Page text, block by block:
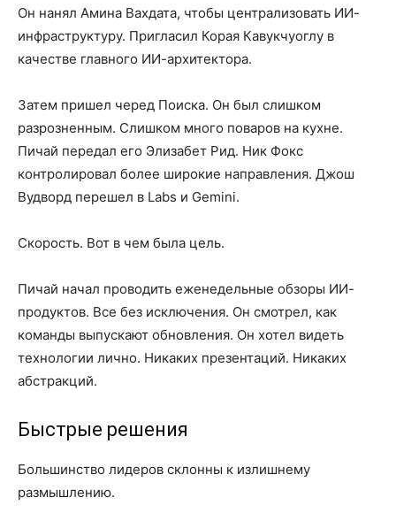
Он нанял Амина Вахдата, чтобы централизовать ИИ-
инфраструктуру. Пригласил Корая Кавукчуоглу в
качестве главного ИИ-архитектора.
Затем пришел черед Поиска. Он был слишком
разрозненным. Слишком много поваров на кухне.
Пичай передал его Элизабет Рид. Ник Фокс
контролировал более широкие направления. Джош
Вудворд перешел в Labs и Gemini.
Скорость. Вот в чем была цель.
Пичай начал проводить еженедельные обзоры ИИ-
продуктов. Все без исключения. Он смотрел, как
команды выпускают обновления. Он хотел видеть
технологии лично. Никаких презентаций. Никаких
абстракций.
Быстрые решения
Большинство лидеров склонны к излишнему
размышлению.